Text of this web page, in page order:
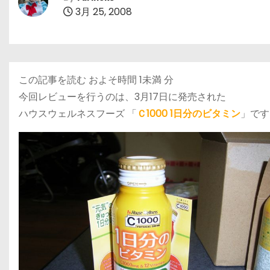
3月 25, 2008
この記事を読む およそ時間 1未満 分
今回レビューを行うのは、3月17日に発売された
ハウスウェルネスフーズ 「Ｃ1000 1日分のビタミン 」で